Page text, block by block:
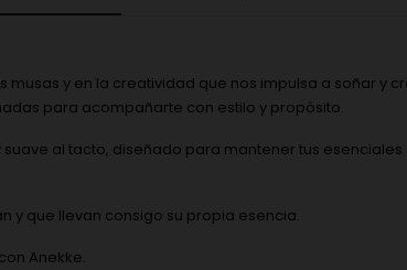
y en la creatividad que nos impulsa a soñar y
para acompañarte con estilo y propósito.
al tacto, diseñado para mantener tus
y que llevan consigo su propia esencia.
Anekke.